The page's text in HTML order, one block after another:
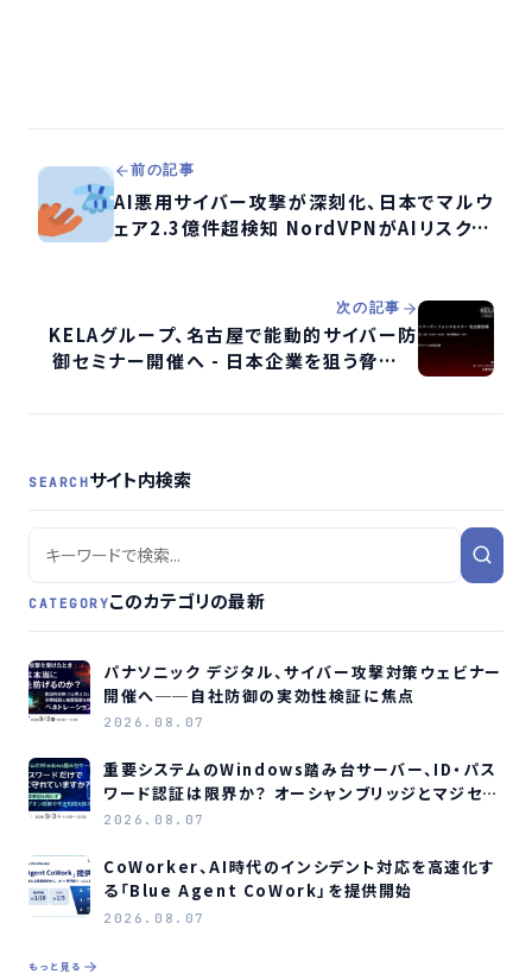
前の記事
AI悪用サイバー攻撃が深刻化、日本でマルウ
ェア2.3億件超検知 NordVPNがAIリスク対
次の記事
KELAグループ、名古屋で能動的サイバー防
御セミナー開催へ - 日本企業を狙う脅威に
SEARCHサイト内検索
CATEGORYこのカテゴリの最新
パナソニック デジタル、サイバー攻撃対策ウェビナー
開催へ──自社防御の実効性検証に焦点
2026.08.07
重要システムのWindows踏み台サーバー、ID・パス
ワード認証は限界か？ オーシャンブリッジとマジセミ
がウェビナー開催へ
2026.08.07
CoWorker、AI時代のインシデント対応を高速化す
る「Blue Agent CoWork」を提供開始
2026.08.07
もっと見る